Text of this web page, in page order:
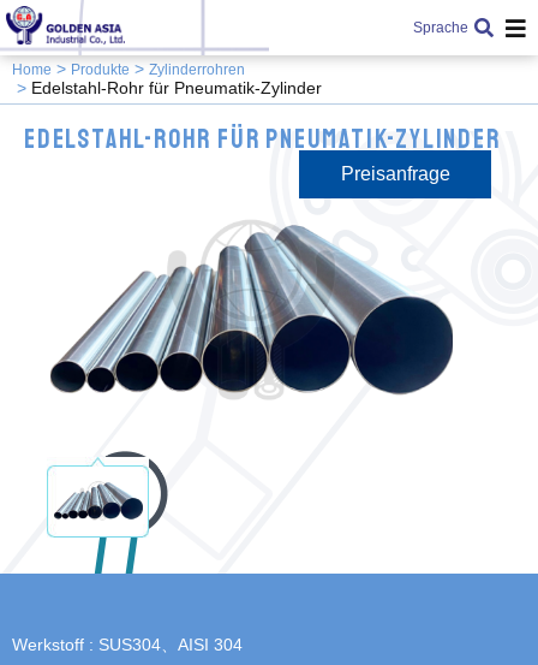
Sprache
Home Produkte Zylinderrohren
Edelstahl-Rohr für Pneumatik-Zylinder
Edelstahl-Rohr für Pneumatik-Zylinder
Preisanfrage
Werkstoff : SUS304、AISI 304